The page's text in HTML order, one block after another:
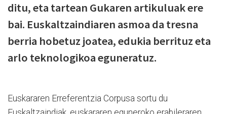
ditu, eta tartean Gukaren artikuluak ere
bai. Euskaltzaindiaren asmoa da tresna
berria hobetuz joatea, edukia berrituz eta
arlo teknologikoa eguneratuz.
Euskararen Erreferentzia Corpusa sortu du